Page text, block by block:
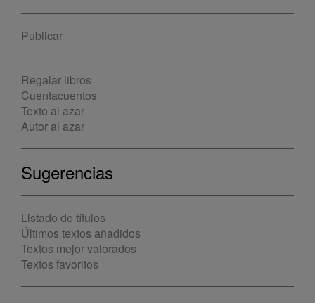
Publicar
Regalar libros
Cuentacuentos
Texto al azar
Autor al azar
Sugerencias
Listado de títulos
Últimos textos añadidos
Textos mejor valorados
Textos favoritos